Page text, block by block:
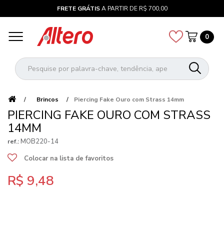
FRETE GRÁTISA PARTIR DE R$ 700,00
0
Brincos Piercing Fake Ouro com Strass 14mm
PIERCING FAKE OURO COM STRASS
14MM
ref.: MOB220-14
Colocar na lista de favoritos
R$ 9,48